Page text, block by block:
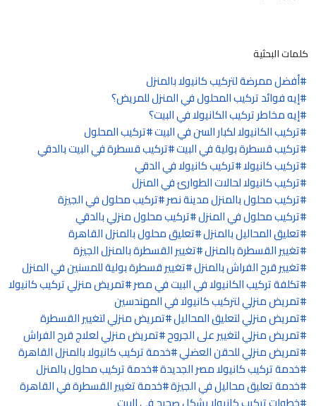
كلمات البحثية
أفضل ممرضة لتركيب كانيولا بالمنزل
إيه فوائد تركيب المحلول في المنزل للمريض؟
إيه مخاطر تركيب الكانيولا في البيت؟
تركيب الكانيولا لكبار السن في البيت تركيب المحلول
تركيب قسطرة بولية في البيت تركيب قسطرة في البيت بالدقي
تركيب كانيولا تركيب كانيولا في الدقي
تركيب كانيولا لحالات الطوارئ في المنزل
تركيب محلول بالمنزل مدينة نصر تركيب محلول في الجيزة
تركيب محلول في المنزل تركيب محلول منزلي بالدقي
تعليق المحاليل بالمنزل تعليق محلول بالمنزل القاهرة
تغيير القسطرة بالمنزل تغيير القسطرة بالمنزل الجيزة
تغيير قرح الفراش بالمنزل تغيير قسطرة بولية للمسنين في المنزل
تكلفة تركيب الكانيولا في البيت في مصر تمريض منزلي تركيب كانيولا
تمريض منزلي لتركيب كانيولا في المهندسين
تمريض منزلي لتعليق المحاليل تمريض منزلي لتغيير القسطرة
تمريض منزلي لتغيير على الجروح تمريض منزلي لعلاج قرح الفراش
تمريض منزلي للحقن العضلي خدمة تركيب كانيولا بالمنزل القاهرة
خدمة تركيب كانيولا مصر الجديدة خدمة تركيب محلول بالمنزل
خدمة تعليق محاليل في الجيزة خدمة تغيير القسطرة في القاهرة